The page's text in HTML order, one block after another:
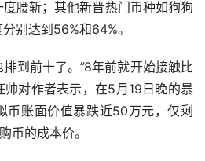
度腰斩；其他新晋热门币种如狗狗
别达到56%和64%。
到前十了。”8年前就开始接触比
对作者表示，在5月19日晚的暴
币账面价值暴跌近50万元，仅剩
币的成本价。